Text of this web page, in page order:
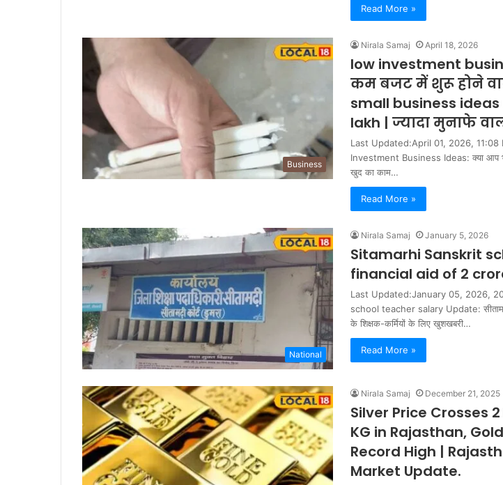
Read More »
Business
Nirala Samaj April 18, 2026
low investment
कम बजट में शुरू होने
small business ideas
lakh | ज्यादा मुनाफे
Last Updated:April 01, 2026, 11:08
Investment Business Ideas: क्या आप
खुद का काम…
Read More »
National
Nirala Samaj January 5, 2026
Sitamarhi Sanskrit
financial aid of 2
Last Updated:January 05, 2026,
school teacher salary Update:
के शिक्षक-कर्मियों के लिए खुशखबरी…
Read More »
Nirala Samaj December 21, 2025
Silver Price Crosses
KG in Rajasthan,
Record High |
Market Update.